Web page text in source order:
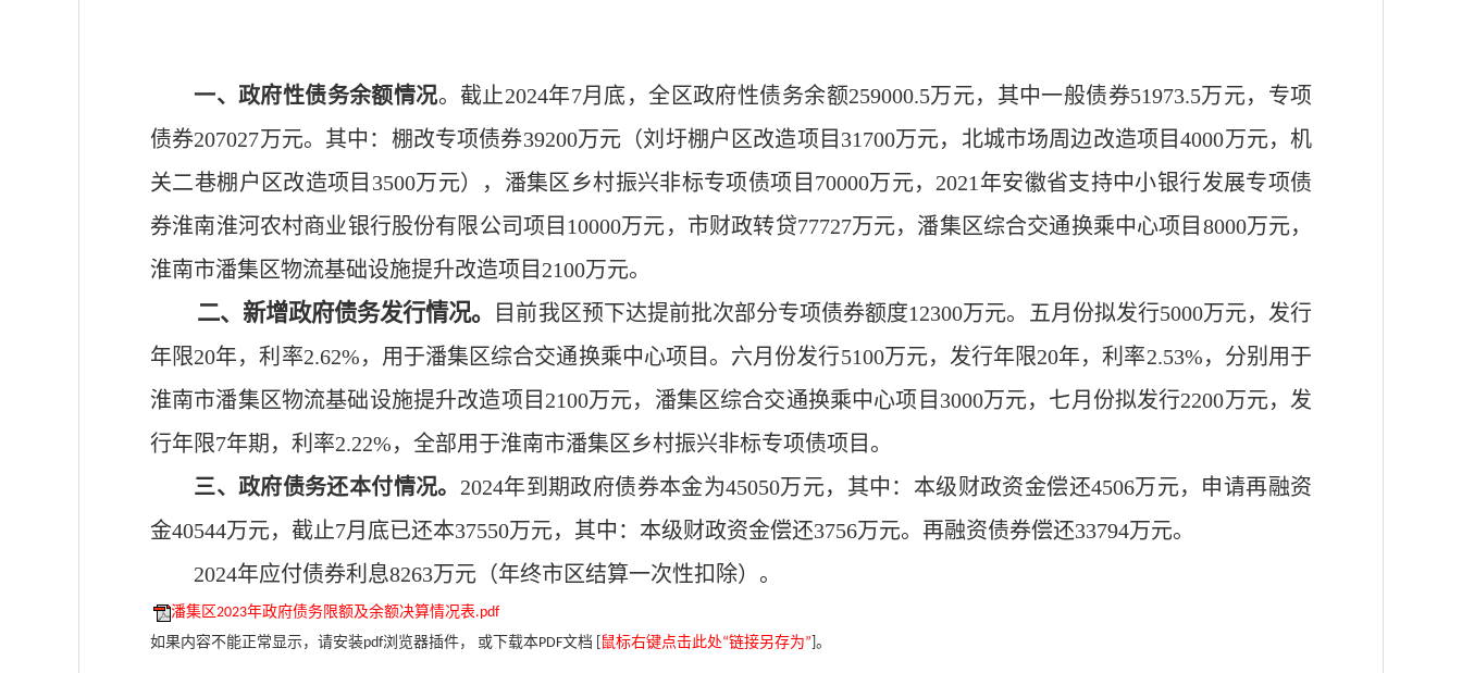
一、政府性债务余额情况。截止2024年7月底 ，全区政府性债务余额259000.5万元，其中一般债券51973.5万元，专项
债券207027万元。 其中：棚改专项债券39200万元（刘圩棚户区改造项目31700万元， 北城市场周边改造项目4000万元，机
关二巷棚户区改造项目3500万元） ，潘集区乡村振兴非标专项债项目 70000万元，2021年安徽省支持中小银行发展专项债
券淮南淮河农村商业银行股份有限公司项目10000万元， 市财政转贷77727万元， 潘集区综合交通换乘中心项目 8000万元，
淮南市潘集区物流基础设施提升改造项目2100万元。
二、新增政府债务发行情况。 目前我区预下达提前批次部分专项债券额度12300万元。五月份拟发行5000万元，发行
年限20年，利率2.62%，用于潘集区综合交通换乘中心项目。六月份发行5100万元，发行年限20年，利率2.53%，分别用于
淮南市潘集区物流基础设施提升改造项目2100万元，潘集区综合交通换乘中心项目3000万元，七月份拟发行2200万元，发
行年限7年期，利率2.22%，全部用于淮南市潘集区乡村振兴非标专项债项目。
三、政府债务还本付情况。 2024年到期政府债券本金为45050万元，其中：本级财政资金偿还4506万元，申请再融资
金40544万元，截止7月底已还本37550万元，其中：本级财政资金偿还3756万元。再融资债券偿还33794万元。
2024年应付债券利息8263万元 （年终市区结算一次性扣除） 。
潘集区2023年政府债务限额及余额决算情况表.pdf
如果内容不能正常显示，请安装pdf浏览器插件， 或下载本PDF文档 [ 鼠标右键点击此处“链接另存为” ]。